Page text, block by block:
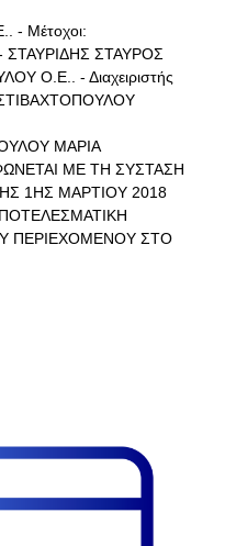
- Μέτοχοι:
ΣΤΑΥΡΟΣ
Ο.Ε.. - Διαχειριστής
ΣΤΙΒΑΧΤΟΠΟΥΛΟΥ
ΜΑΡΙΑ
ΜΕ ΤΗ ΣΥΣΤΑΣΗ
1ΗΣ ΜΑΡΤΙΟΥ 2018
ΠΕΡΙΕΧΟΜΕΝΟΥ ΣΤΟ